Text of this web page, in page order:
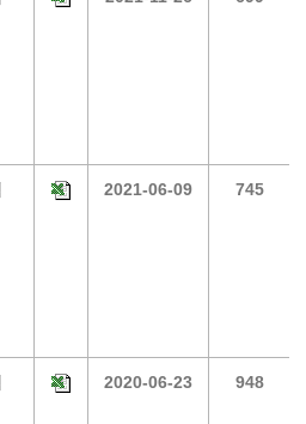
2021-06-09 745
2020-06-23 948